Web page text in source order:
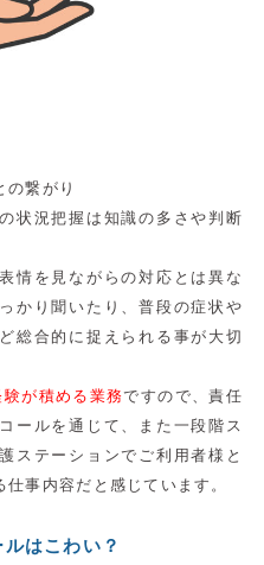
の繋がり
状況把握は知識の多さや判断
情を見ながらの対応とは異な
かり聞いたり、普段の症状や
総合的に捉えられる事が大切
が積める業務ですので、責任
ールを通じて、また一段階ス
ステーションでご利用者様と
事内容だと感じています。
はこわい？